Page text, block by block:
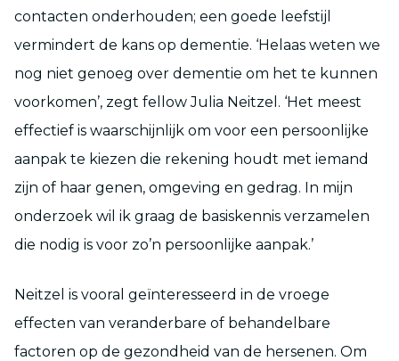
contacten onderhouden; een goede leefstijl
vermindert de kans op dementie. ‘Helaas weten we
nog niet genoeg over dementie om het te kunnen
voorkomen’, zegt fellow Julia Neitzel. ‘Het meest
effectief is waarschijnlijk om voor een persoonlijke
aanpak te kiezen die rekening houdt met iemand
zijn of haar genen, omgeving en gedrag. In mijn
onderzoek wil ik graag de basiskennis verzamelen
die nodig is voor zo’n persoonlijke aanpak.’
Neitzel is vooral geïnteresseerd in de vroege
effecten van veranderbare of behandelbare
factoren op de gezondheid van de hersenen. Om